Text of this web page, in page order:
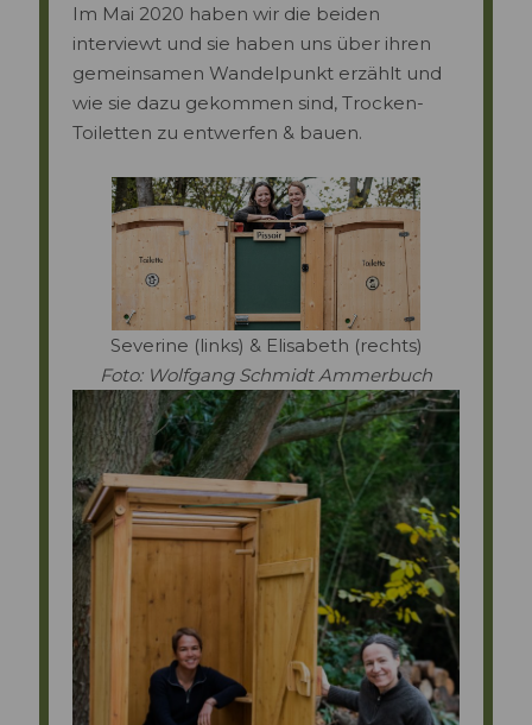
Im Mai 2020 haben wir die beiden
interviewt und sie haben uns über ihren
gemeinsamen Wandelpunkt erzählt und
wie sie dazu gekommen sind, Trocken-
Toiletten zu entwerfen & bauen.
Severine (links) & Elisabeth (rechts)
Foto: Wolfgang Schmidt Ammerbuch